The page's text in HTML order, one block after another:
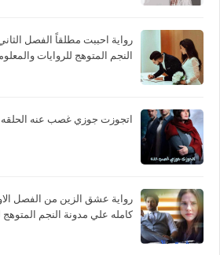
رواية احببت مطلقاً الفصل
النجم المتوهج للروايات
اتجوزت جوزي غصب عنه الحلقه
رواية عشق الزين من الفصل
كامله علي مدونة النجم المتوهج